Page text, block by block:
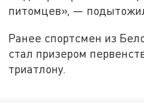
питомцев», —
Ранее спортсмен из
стал призером
триатлону.